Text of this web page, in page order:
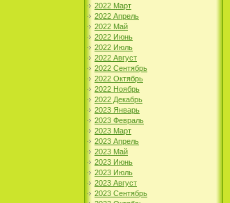
2022 Март
2022 Апрель
2022 Май
2022 Июнь
2022 Июль
2022 Август
2022 Сентябрь
2022 Октябрь
2022 Ноябрь
2022 Декабрь
2023 Январь
2023 Февраль
2023 Март
2023 Апрель
2023 Май
2023 Июнь
2023 Июль
2023 Август
2023 Сентябрь